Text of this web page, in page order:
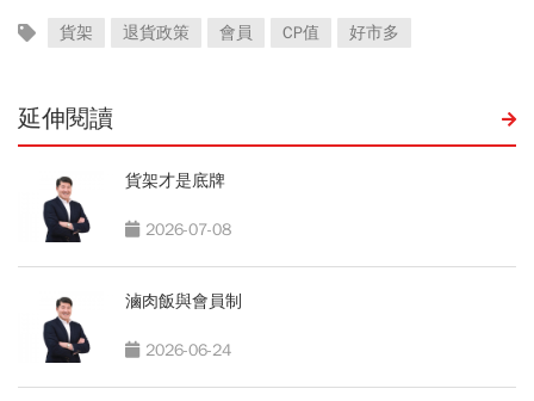
貨架 退貨政策 會員 CP值 好市多
延伸閱讀
貨架才是底牌
2026-07-08
滷肉飯與會員制
2026-06-24